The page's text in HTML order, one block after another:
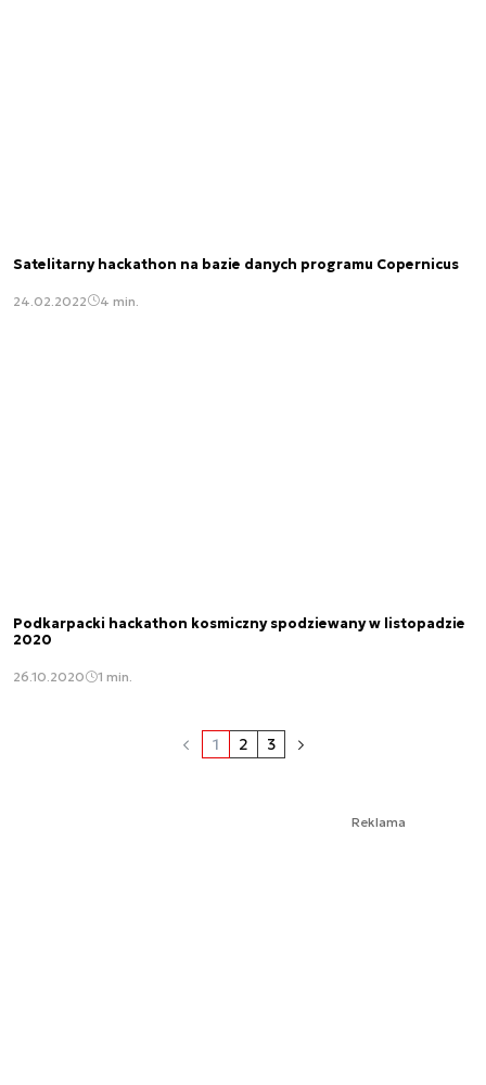
Satelitarny hackathon na bazie danych programu Copernicus
24.02.2022 4 min.
Podkarpacki hackathon kosmiczny spodziewany w listopadzie
2020
26.10.2020 1 min.
1 2 3
Reklama